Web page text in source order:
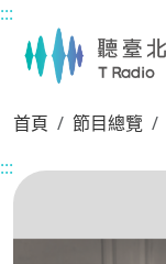
主要內容區塊
:::
首頁 節目總覽
:::